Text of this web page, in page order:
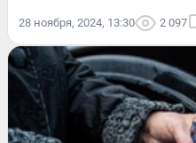
28 ноября, 2024, 13:30 2 097